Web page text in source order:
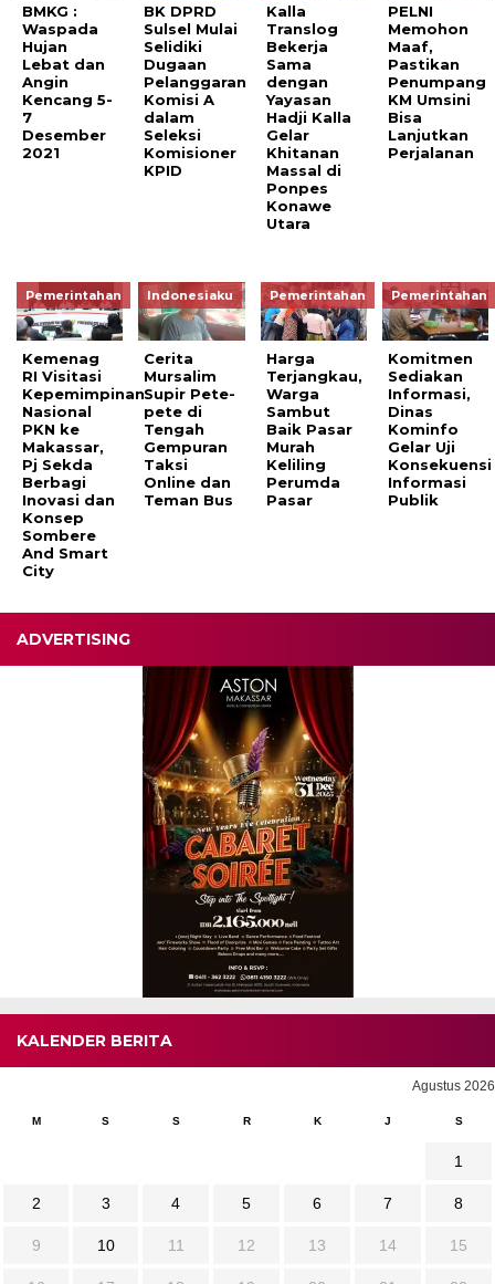
BMKG :
Waspada
Hujan
Lebat dan
Angin
Kencang 5-
7
Desember
2021
BK DPRD
Sulsel Mulai
Selidiki
Dugaan
Pelanggaran
Komisi A
dalam
Seleksi
Komisioner
KPID
Kalla
Translog
Bekerja
Sama
dengan
Yayasan
Hadji Kalla
Gelar
Khitanan
Massal di
Ponpes
Konawe
Utara
PELNI
Memohon
Maaf,
Pastikan
Penumpang
KM Umsini
Bisa
Lanjutkan
Perjalanan
Pemerintahan
Kemenag
RI Visitasi
Kepemimpinan
Nasional
PKN ke
Makassar,
Pj Sekda
Berbagi
Inovasi dan
Konsep
Sombere
And Smart
City
Indonesiaku
Cerita
Mursalim
Supir Pete-
pete di
Tengah
Gempuran
Taksi
Online dan
Teman Bus
Pemerintahan
Harga
Terjangkau,
Warga
Sambut
Baik Pasar
Murah
Keliling
Perumda
Pasar
Pemerintahan
Komitmen
Sediakan
Informasi,
Dinas
Kominfo
Gelar Uji
Konsekuensi
Informasi
Publik
ADVERTISING
KALENDER BERITA
Agustus 2026
M S S R K J S
1
2 3 4 5 6 7 8
9 10 11 12 13 14 15